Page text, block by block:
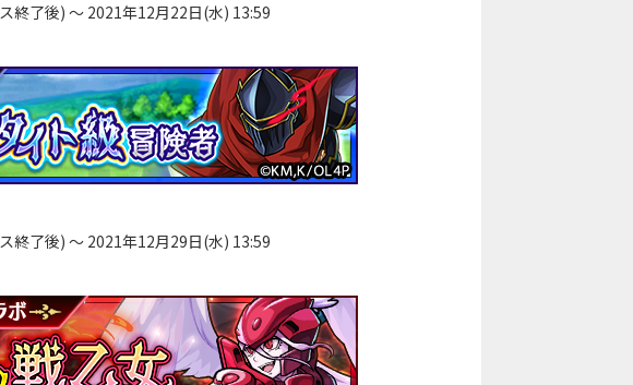
終了後) ～ 2021年12月22日(水) 13:59
終了後) ～ 2021年12月29日(水) 13:59